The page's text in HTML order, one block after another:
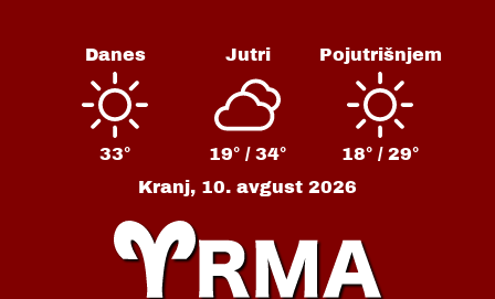
Danes
33°
Jutri
19° / 34°
Pojutrišnjem
18° / 29°
Kranj, 10. avgust 2026